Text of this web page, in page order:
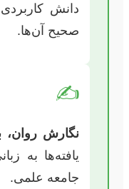
دانش
صحیح آن‌ها.
✍️
نگارش روان،
یافته‌ها به
جامعه علمی.